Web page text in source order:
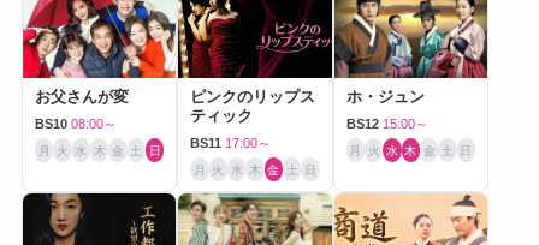
お父さんが変
BS10 08:00～
月 火 水 木 金 土 日
ピンクのリップス
ティック
BS11 17:00～
月 火 水 木 金 土 日
ホ・ジュン
BS12 15:00～
月 火 水 木 金 土 日